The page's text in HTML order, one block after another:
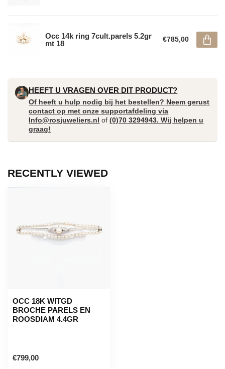
Occ 14k ring 7cult.parels 5.2gr
mt 18
€785,00
HEEFT U VRAGEN OVER DIT PRODUCT?
Of heeft u hulp nodig bij het bestellen? Neem gerust
contact op met onze supportafdeling via
Info@rosjuweliers.nl of(0)70 3294943. Wij helpen u
graag!
RECENTLY VIEWED
OCC 18K WITGD
BROCHE PARELS EN
ROOSDIAM 4.4GR
€799,00